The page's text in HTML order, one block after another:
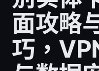
面攻略
巧，